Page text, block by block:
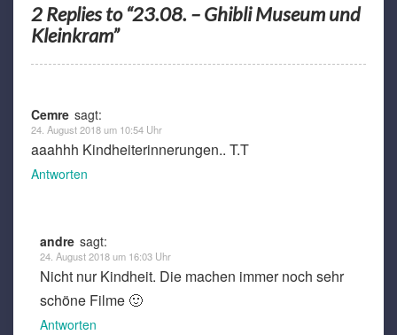
2 Replies to “23.08. – Ghibli Museum und
Kleinkram”
Cemre sagt:
24. August 2018 um 10:54 Uhr
aaahhh Kindheiterinnerungen.. T.T
Antworten
andre sagt:
24. August 2018 um 16:03 Uhr
Nicht nur Kindheit. Die machen immer noch sehr
schöne Filme 🙂
Antworten